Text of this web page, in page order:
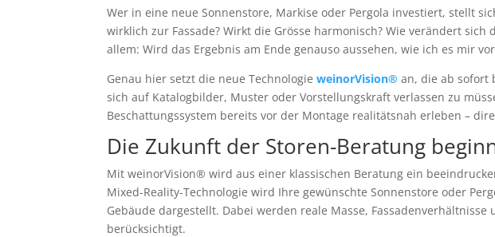
Wer in eine neue Sonnenstore, Markise oder Pergola investiert, stellt
wirklich zur Fassade? Wirkt die Grösse harmonisch? Wie verändert
allem: Wird das Ergebnis am Ende genauso aussehen, wie ich es mir
Genau hier setzt die neue TechnologieweinorVision® an, die ab sofort
sich auf Katalogbilder, Muster oder Vorstellungskraft verlassen zu
Beschattungssystem bereits vor der Montage realitätsnah erleben –
Die Zukunft der Storen-Beratung
Mit weinorVision® wird aus einer klassischen Beratung ein
Mixed-Reality-Technologie wird Ihre gewünschte Sonnenstore oder
Gebäude dargestellt. Dabei werden reale Masse,
berücksichtigt.